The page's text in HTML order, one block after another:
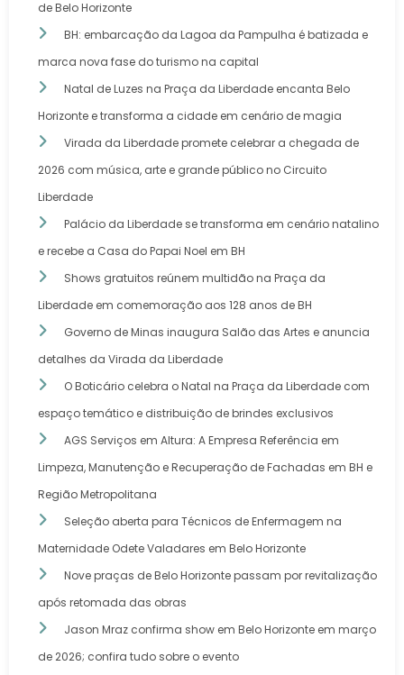
de Belo Horizonte
BH: embarcação da Lagoa da Pampulha é batizada e
marca nova fase do turismo na capital
Natal de Luzes na Praça da Liberdade encanta Belo
Horizonte e transforma a cidade em cenário de magia
Virada da Liberdade promete celebrar a chegada de
2026 com música, arte e grande público no Circuito
Liberdade
Palácio da Liberdade se transforma em cenário natalino
e recebe a Casa do Papai Noel em BH
Shows gratuitos reúnem multidão na Praça da
Liberdade em comemoração aos 128 anos de BH
Governo de Minas inaugura Salão das Artes e anuncia
detalhes da Virada da Liberdade
O Boticário celebra o Natal na Praça da Liberdade com
espaço temático e distribuição de brindes exclusivos
AGS Serviços em Altura: A Empresa Referência em
Limpeza, Manutenção e Recuperação de Fachadas em BH e
Região Metropolitana
Seleção aberta para Técnicos de Enfermagem na
Maternidade Odete Valadares em Belo Horizonte
Nove praças de Belo Horizonte passam por revitalização
após retomada das obras
Jason Mraz confirma show em Belo Horizonte em março
de 2026; confira tudo sobre o evento